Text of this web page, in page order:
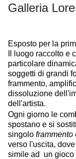
Galleria
Esposto per la
Il luogo raccolto e
particolare
soggetti di grandi
frammento,
dissoluzione
dell'artista.
Ogni giorno le
spostano e si
singolo frammento
verso l'uscita,
simile ad un gioco